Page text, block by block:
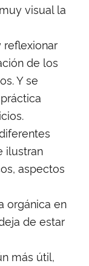
visual la
reflexionar
de los
Y se
ilustran
aspectos
orgánica en
de estar
más útil,